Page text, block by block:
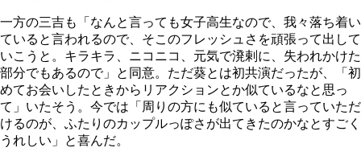
一方の三吉も「なんと言っても女子高生なので、我々落ち着い
ていると言われるので、そこのフレッシュさを頑張って出して
いこうと。キラキラ、ニコニコ、元気で溌剌に、失われかけた
部分でもあるので」と同意。ただ葵とは初共演だったが、「初
めてお会いしたときからリアクションとか似ているなと思っ
て」いたそう。今では「周りの方にも似ていると言っていただ
けるのが、ふたりのカップルっぽさが出てきたのかなとすごく
うれしい」と喜んだ。